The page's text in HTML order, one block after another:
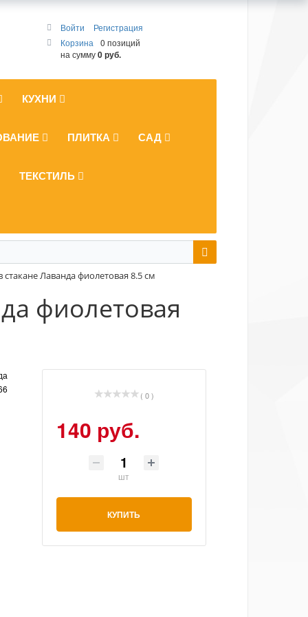
Войти
Регистрация
Корзина
0 позиций
на сумму0 руб.
КУХНИ
ПЛИТКА САД
ТЕКСТИЛЬ
Лаванда фиолетовая 8.5 см
фиолетовая
( 0 )
140 руб.
шт
КУПИТЬ